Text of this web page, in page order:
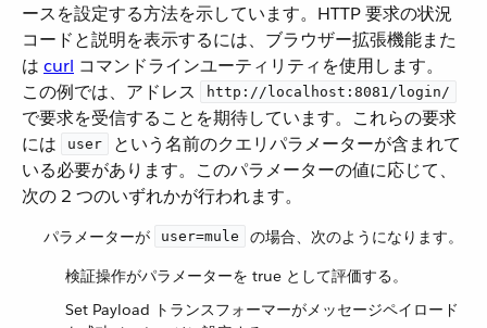
ースを設定する方法を示しています。HTTP 要求の状況
コードと説明を表示するには、ブラウザー拡張機能また
は curl ​ コマンドラインユーティリティを使用します。
この例では、アドレス ​
http://localhost:8081/login/
で要求を受信することを期待しています。これらの要求
には ​
user
​ という名前のクエリパラメーターが含まれて
いる必要があります。このパラメーターの値に応じて、
次の 2 つのいずれかが行われます。
パラメーターが ​ user=mule
​ の場合、次のようになります。
検証操作がパラメーターを true として評価する。
Set Payload トランスフォーマーがメッセージペイロード